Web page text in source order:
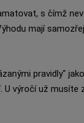
s čímž
mají
pravidly"
výročí už musíte